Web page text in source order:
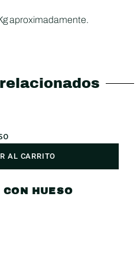
aproximadamente.
AL CARRITO
CON HUESO